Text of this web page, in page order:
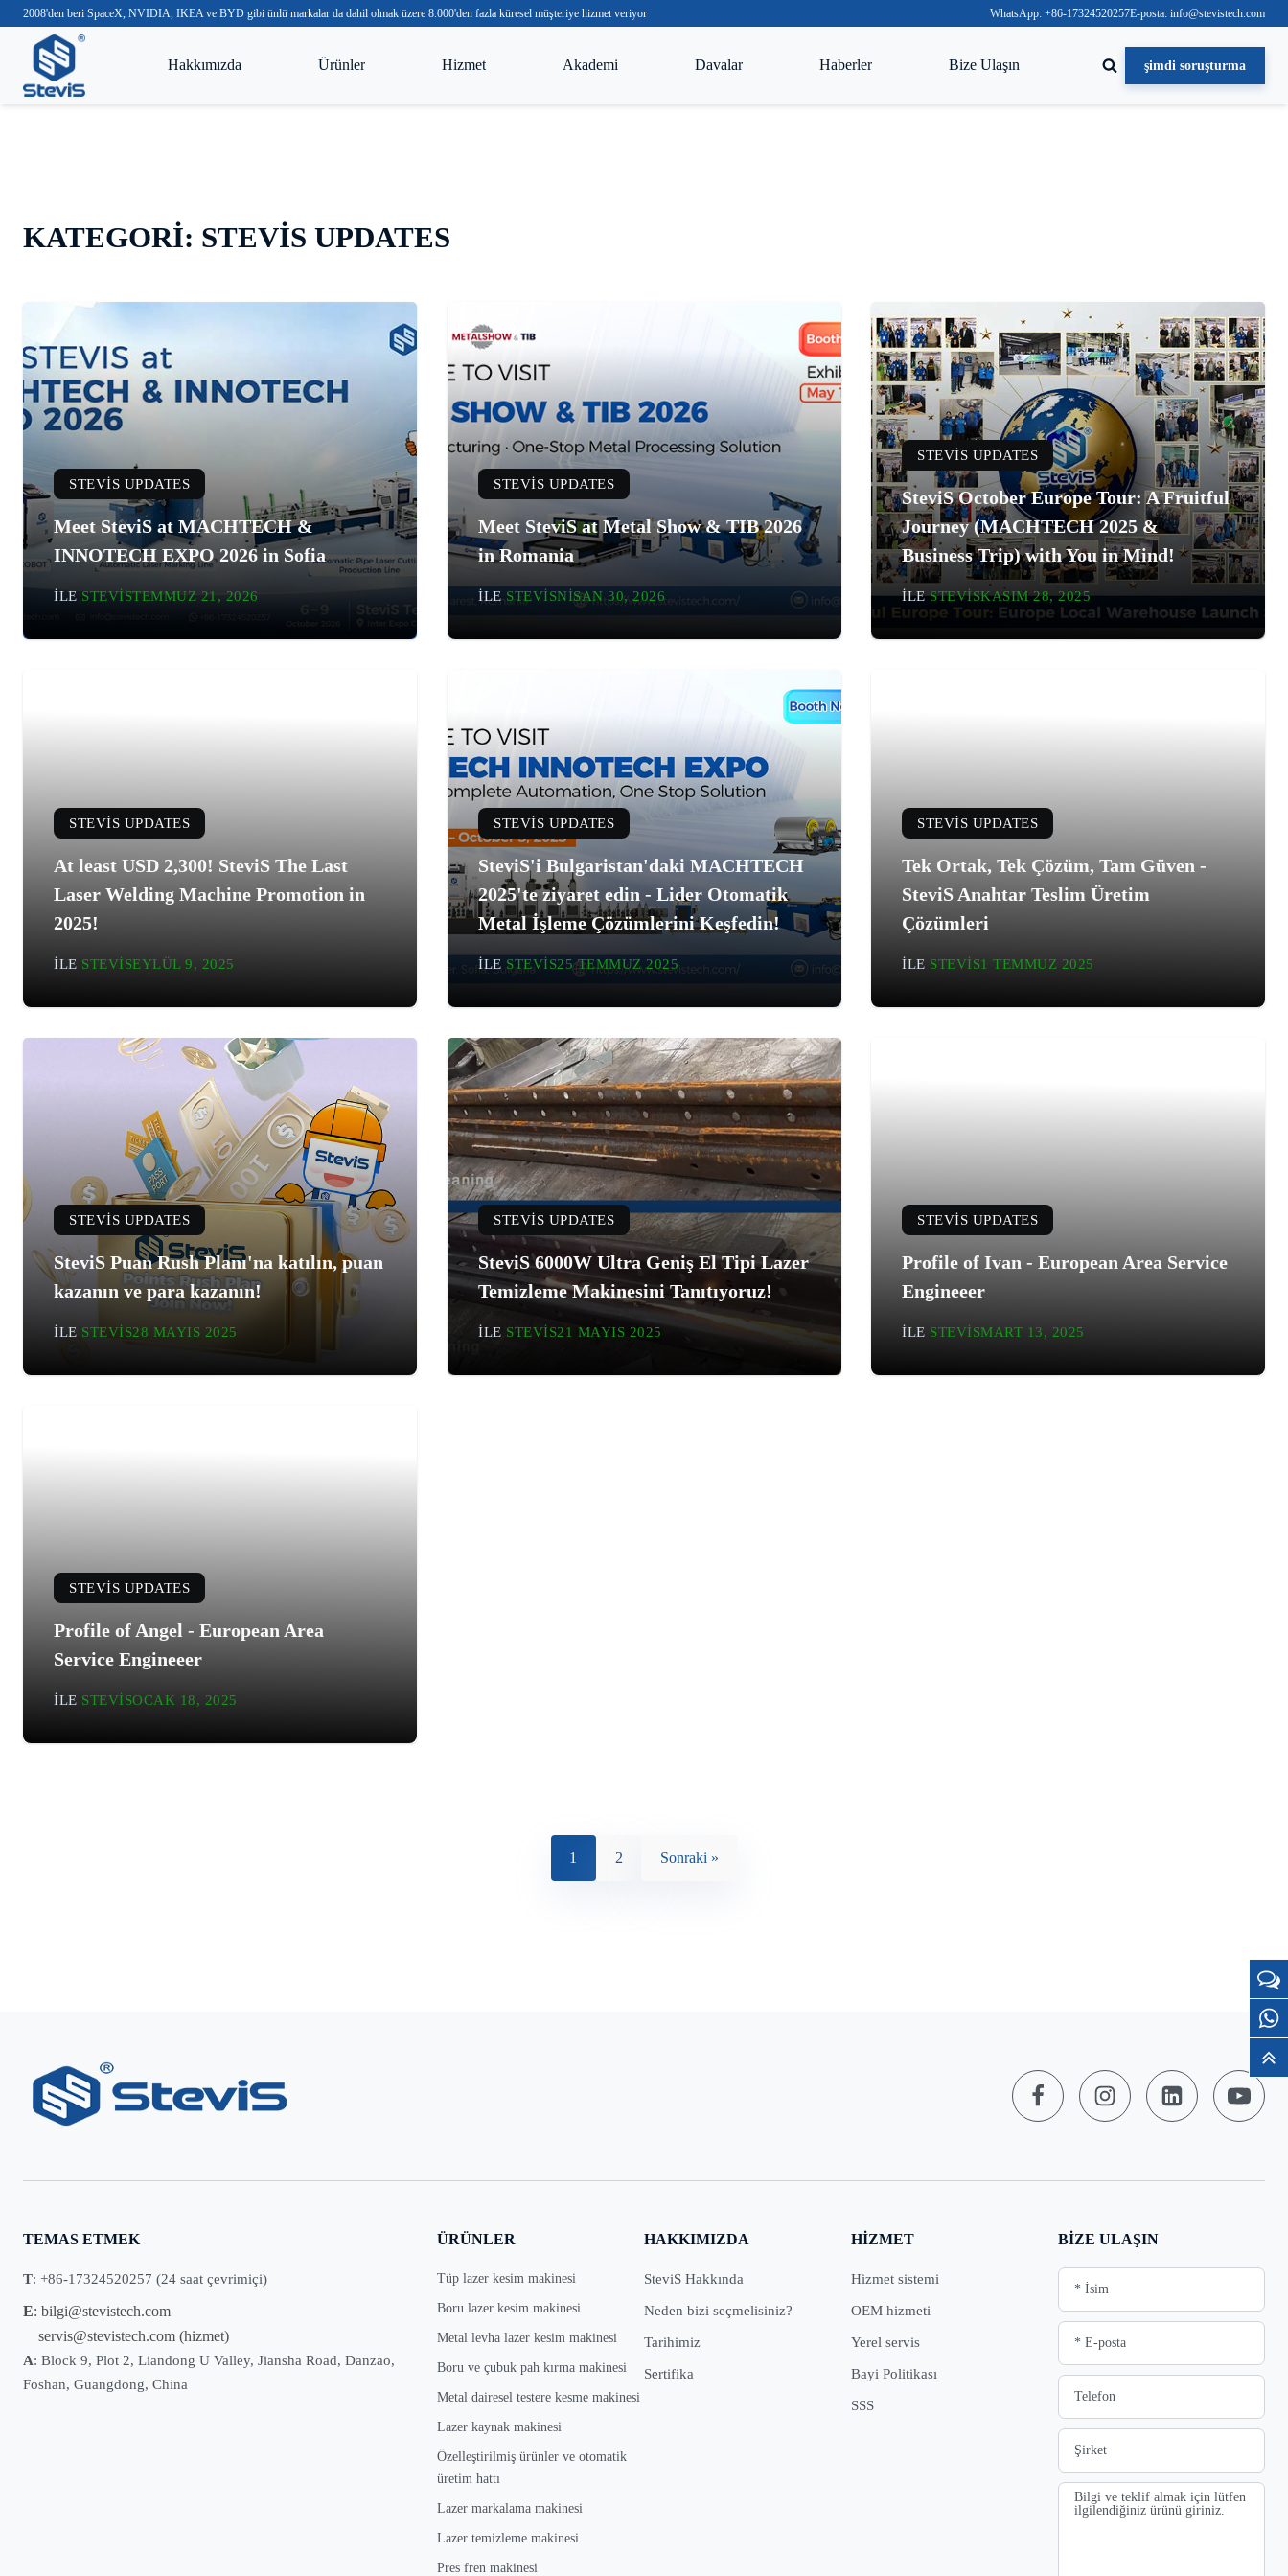
2008'den beri SpaceX, NVIDIA, IKEA ve BYD gibi ünlü markalar da dahil olmak üzere 8.000'den fazla küresel müşteriye hizmet veriyor WhatsApp: +86-17324520257E-posta: info@stevistech.com
Hakkımızda Ürünler Hizmet Akademi Davalar Haberler Bize Ulaşın şimdi soruşturma
KATEGORI: STEVIS UPDATES
STEVIS UPDATES
Meet SteviS at MACHTECH &
INNOTECH EXPO 2026 in Sofia
ILE STEVISTEMMUZ 21, 2026
STEVIS UPDATES
Meet SteviS at Metal Show & TIB 2026
in Romania
ILE STEVISNISAN 30, 2026
STEVIS UPDATES
SteviS October Europe Tour: A Fruitful
Journey (MACHTECH 2025 &
Business Trip) with You in Mind!
ILESTEVISKASIM 28, 2025
STEVIS UPDATES
At least USD 2,300! SteviS The Last
Laser Welding Machine Promotion in
2025!
ILE STEVISEYLÜL 9, 2025
STEVIS UPDATES
SteviS'i Bulgaristan'daki MACHTECH
2025'te ziyaret edin - Lider Otomatik
Metal İşleme Çözümlerini Keşfedin!
ILE STEVIS25 TEMMUZ 2025
STEVIS UPDATES
Tek Ortak, Tek Çözüm, Tam Güven -
SteviS Anahtar Teslim Üretim
Çözümleri
ILE STEVIS1 TEMMUZ 2025
STEVIS UPDATES
SteviS Puan Rush Planı'na katılın, puan
kazanın ve para kazanın!
ILE STEVIS28 MAYIS 2025
STEVIS UPDATES
SteviS 6000W Ultra Geniş El Tipi Lazer
Temizleme Makinesini Tanıtıyoruz!
ILE STEVIS21 MAYIS 2025
STEVIS UPDATES
Profile of Ivan - European Area Service
Engineeer
ILE STEVISMART 13, 2025
STEVIS UPDATES
Profile of Angel - European Area
Service Engineeer
ILE STEVISOCAK 18, 2025
1 2 Sonraki »
TEMAS ETMEK
T: +86-17324520257 (24 saat çevrimiçi)
E: bilgi@stevistech.com
servis@stevistech.com (hizmet)
A: Block 9, Plot 2, Liandong U Valley, Jiansha Road, Danzao,
Foshan, Guangdong, China
ÜRÜNLER
Tüp lazer kesim makinesi
Boru lazer kesim makinesi
Metal levha lazer kesim makinesi
Boru ve çubuk pah kırma makinesi
Metal dairesel testere kesme makinesi
Lazer kaynak makinesi
Özelleştirilmiş ürünler ve otomatik
üretim hattı
Lazer markalama makinesi
Lazer temizleme makinesi
Pres fren makinesi
HAKKIMIZDA
SteviS Hakkında
Neden bizi seçmelisiniz?
Tarihimiz
Sertifika
HIZMET
Hizmet sistemi
OEM hizmeti
Yerel servis
Bayi Politikası
SSS
BIZE ULAŞIN